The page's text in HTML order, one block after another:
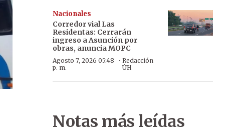
Nacionales
Corredor vial Las
Residentas: Cerrarán
ingreso a Asunción por
obras, anuncia MOPC
Agosto 7, 2026 05:48
p. m.
·Redacción
ÚH
Notas más leídas